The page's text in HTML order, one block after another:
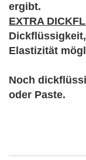
ergibt.
EXTRA
Elastizität
Noch
oder Paste.